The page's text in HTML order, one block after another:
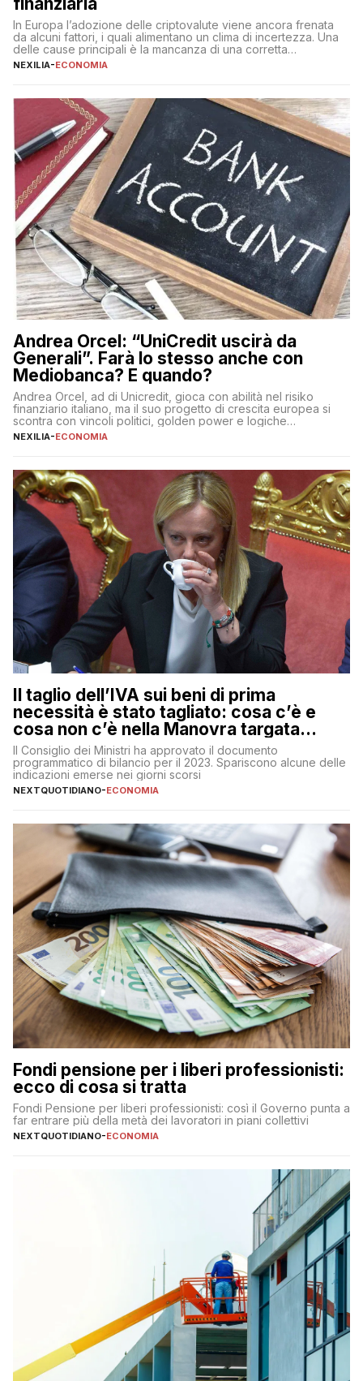
In Europa l’adozione delle criptovalute viene ancora frenata
da alcuni fattori, i quali alimentano un clima di incertezza. Una
delle cause principali è la mancanza di una corretta
educazione finanziaria, che impedisce ad una larga parte della
sulle criptovalute: […]
NEXILIA-ECONOMIA
Andrea Orcel: “UniCredit uscirà da
Generali”. Farà lo stesso anche con
Mediobanca? E quando?
Andrea Orcel, ad di Unicredit, gioca con abilità nel risiko
finanziario italiano, ma il suo progetto di crescita europea si
scontra con vincoli politici, golden power e logiche
protezionistiche. Orcel e la mossa su Generali Andrea Orcel,
NEXILIA-ECONOMIA
Il taglio dell’IVA sui beni di prima
necessità è stato tagliato: cosa c’è e
cosa non c’è nella Manovra targata
Meloni
Il Consiglio dei Ministri ha approvato il documento
programmatico di bilancio per il 2023. Spariscono alcune delle
indicazioni emerse nei giorni scorsi
NEXTQUOTIDIANO-ECONOMIA
Fondi pensione per i liberi professionisti:
ecco di cosa si tratta
Fondi Pensione per liberi professionisti: così il Governo punta a
far entrare più della metà dei lavoratori in piani collettivi
NEXTQUOTIDIANO-ECONOMIA